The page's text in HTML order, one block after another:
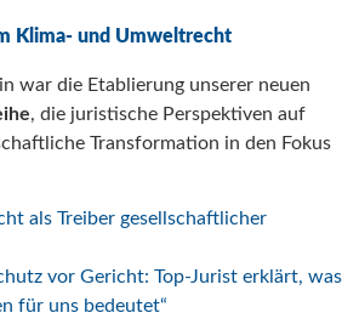
Klima- und Umweltrecht
war die Etablierung unserer neuen
, die juristische Perspektiven auf
Transformation in den Fokus
als Treiber gesellschaftlicher
vor Gericht: Top-Jurist erklärt, was
für uns bedeutet“